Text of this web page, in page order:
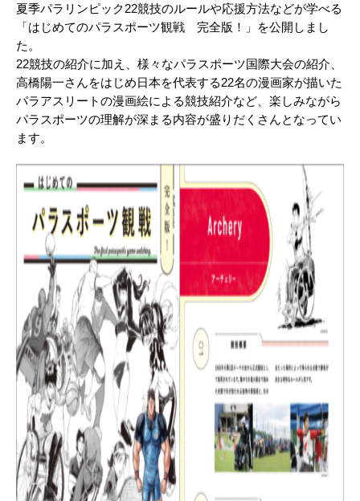
夏季パラリンピック22競技のルールや応援方法などが学べる
「はじめてのパラスポーツ観戦 完全版！」を公開しまし
た。
22競技の紹介に加え、様々なパラスポーツ国際大会の紹介、
高橋陽一さんをはじめ日本を代表する22名の漫画家が描いた
パラアスリートの漫画絵による競技紹介など、楽しみながら
パラスポーツの理解が深まる内容が盛りだくさんとなってい
ます。